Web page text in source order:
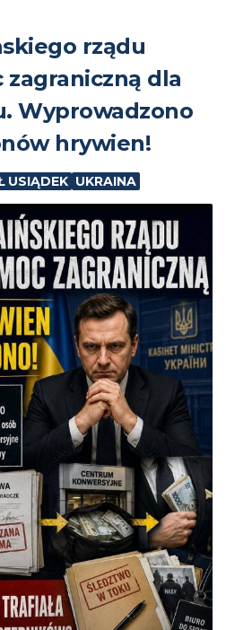
rządu
zagraniczną dla
Wyprowadzono
hrywien!
USIĄDEK UKRAINA